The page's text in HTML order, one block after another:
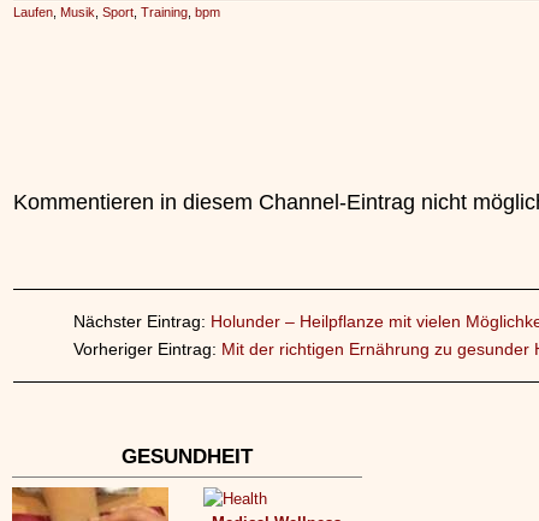
Laufen Musik Sport Training bpm
Kommentieren in diesem Channel-Eintrag nicht
Nächster Eintrag: Holunder – Heilpflanze mit vielen
Vorheriger Eintrag: Mit der richtigen Ernährung zu gesunder
GESUNDHEIT